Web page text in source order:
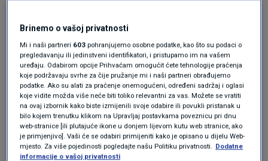
Štrbačkom Buku uz rijeku Unu. Navode da
zemljište koje je u državnom vlasništvu
svojata bračni par koji ondje ruši stijene,
postavlja rasvjetne stupove, betonira, pa čak i
naplaćuje ulaznice posjetiteljima.
Kad je novinarska ekipa Provjerenog pokušala
razgovarati s bračnim parom, došlo je do
Brinemo o vašoj privatnosti
Mi i naši partneri 603 pohranjujemo osobne podatke, kao što su podaci o
pregledavanju ili jedinstveni identifikatori, i pristupamo im na vašem
uređaju. Odabirom opcije Prihvaćam omogućit ćete tehnologije praćenja
koje podržavaju svrhe za čije pružanje mi i naši partneri obrađujemo
podatke. Ako su alati za praćenje onemogućeni, određeni sadržaj i oglasi
koje vidite možda više neće biti toliko relevantni za vas. Možete se vratiti
na ovaj izbornik kako biste izmijenili svoje odabire ili povukli pristanak u
bilo kojem trenutku klikom na Upravljaj postavkama poveznicu pri dnu
web-stranice [ili plutajuće ikone u donjem lijevom kutu web stranice, ako
je primjenjivo]. Vaši će se odabiri primijeniti kako je opisano u dijelu Web-
mjesto. Za više pojedinosti pogledajte našu Politiku privatnosti.
Dodatne
informacije o vašoj privatnosti